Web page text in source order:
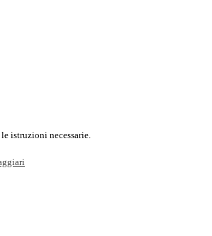
istruzioni necessarie.